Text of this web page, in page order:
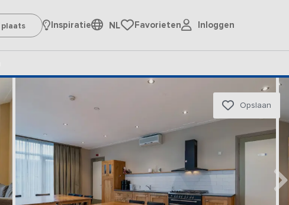
Inspiratie NL Favorieten Inloggen
Opslaan